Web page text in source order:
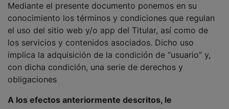
Mediante el presente documento ponemos en su
conocimiento los términos y condiciones que regulan
el uso del sitio web y/o app del Titular, así como de
los servicios y contenidos asociados. Dicho uso
implica la adquisición de la condición de “usuario” y,
con dicha condición, una serie de derechos y
obligaciones
A los efectos anteriormente descritos, le